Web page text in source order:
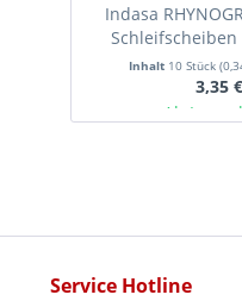
Indasa
Schleifscheiben
Körnung
Inhalt 10 Stück
3,35
Ab Lager
Service Hotline